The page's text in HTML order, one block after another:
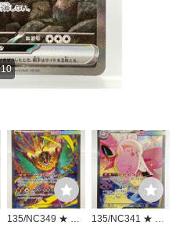
10
135/NC349 ★ 中
135/NC341 ★ 中